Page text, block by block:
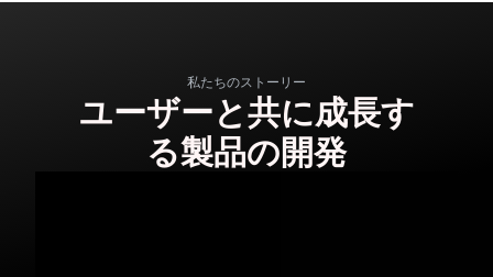
私たちのストーリー
ユーザーと共に成長す
る製品の開発